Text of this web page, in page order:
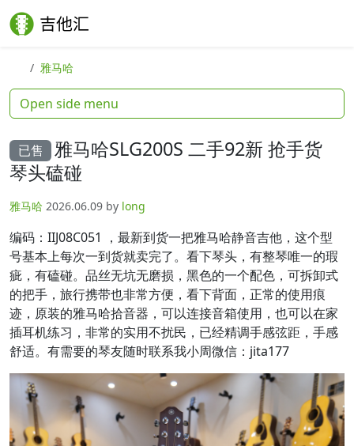
Skip to content
Skip to footer
雅马哈
已售
雅马哈SLG200S 二手92新 抢手货
琴头磕碰
雅马哈 2026.06.09 by long
编码：IIJ08C051 ，最新到货一把雅马哈静音吉他，这个型
号基本上每次一到货就卖完了。看下琴头，有整琴唯一的瑕
疵，有磕碰。品丝无坑无磨损，黑色的一个配色，可拆卸式
的把手，旅行携带也非常方便，看下背面，正常的使用痕
迹，原装的雅马哈拾音器，可以连接音箱使用，也可以在家
插耳机练习，非常的实用不扰民，已经精调手感弦距，手感
舒适。有需要的琴友随时联系我小周微信：jita177
Open side menu